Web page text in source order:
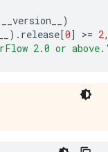
__version__
)
) . release[0] >= 2
2.0 or